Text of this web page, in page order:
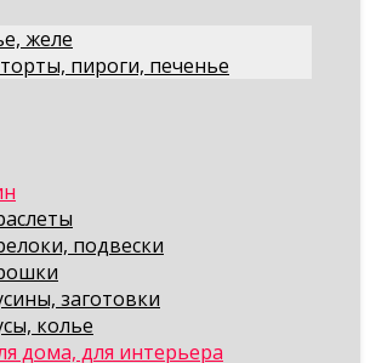
желе
пироги, печенье
подвески
заготовки
колье
дома, для интерьера